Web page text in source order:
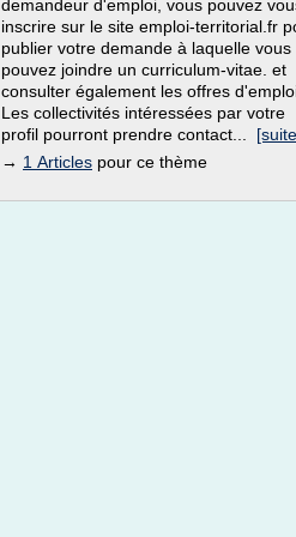
demandeur d'emploi, vous pouvez
inscrire sur le site emploi-territorial.fr
publier votre demande à laquelle vous
pouvez joindre un curriculum-vitae. et
consulter également les offres
Les collectivités intéressées par votre
profil pourront prendre contact...
→ 1 Articles pour ce thème